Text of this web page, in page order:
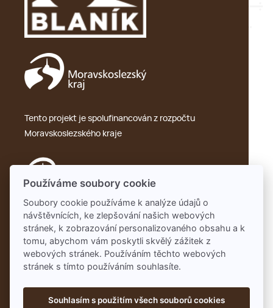
Tento projekt je spolufinancován z rozpočtu
Moravskoslezského kraje
Ochrana osobních údajů – GDPR
Používáme soubory cookie
Soubory cookie používáme k analýze údajů o
návštěvnících, ke zlepšování našich webových
stránek, k zobrazování personalizovaného obsahu a k
tomu, abychom vám poskytli skvělý zážitek z
webových stránek. Používáním těchto webových
stránek s tímto používáním souhlasíte.
Souhlasím s použitím všech souborů cookies